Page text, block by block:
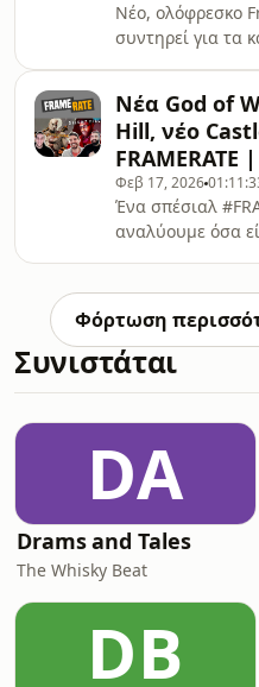
Νέο, ολόφρεσκο
συντηρεί για τα
συμβαίνουν μετά
είμαστε, αλλά τι
προχωράμε! Enjoy!
Νέα God of
Hill, νέο
FRAMERATE
Φεβ 17, 2026
Ένα σπέσιαλ
αναλύουμε όσα
Φόρτωση
Συνιστάται
DA
Drams and Tales
The Whisky Beat
DB